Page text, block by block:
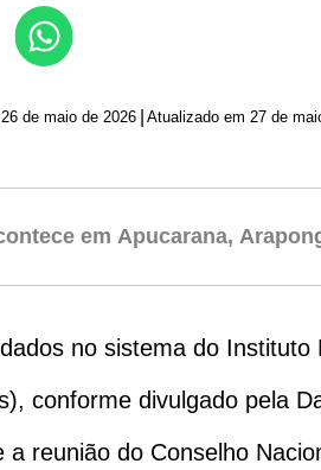
26 de maio de 2026
em Apucarana,
no sistema do
conforme divulgado pela
reunião do Conselho